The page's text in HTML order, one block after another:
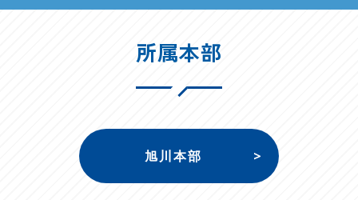
所属本部
旭川本部